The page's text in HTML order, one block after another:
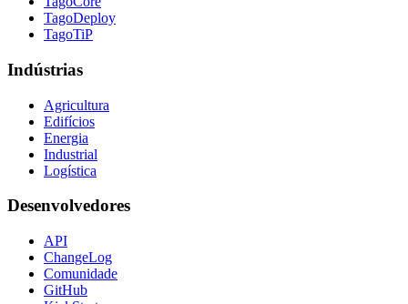
TagoDeploy
TagoTiP
Indústrias
Agricultura
Edifícios
Energia
Industrial
Logística
Desenvolvedores
API
ChangeLog
Comunidade
GitHub